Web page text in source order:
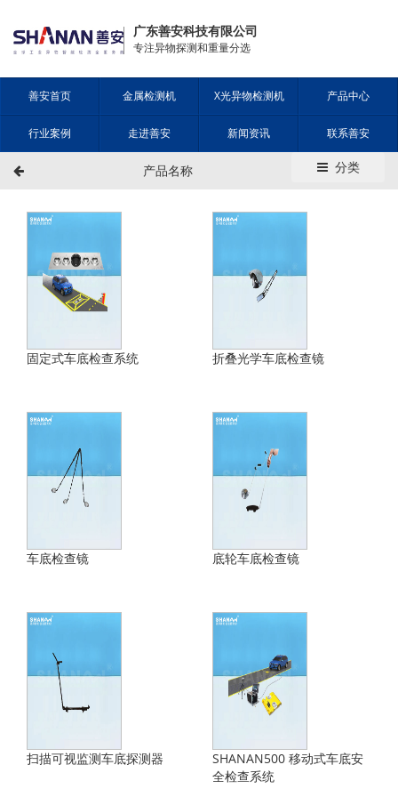
广东善安科技有限公司
专注异物探测和重量分选
善安首页 金属检测机 X光异物检测机 产品中心
行业案例 走进善安 新闻资讯 联系善安
产品名称 分类
固定式车底检查系统 折叠光学车底检查镜
车底检查镜 底轮车底检查镜
扫描可视监测车底探测器
SHANAN500 移动式车底安
全检查系统